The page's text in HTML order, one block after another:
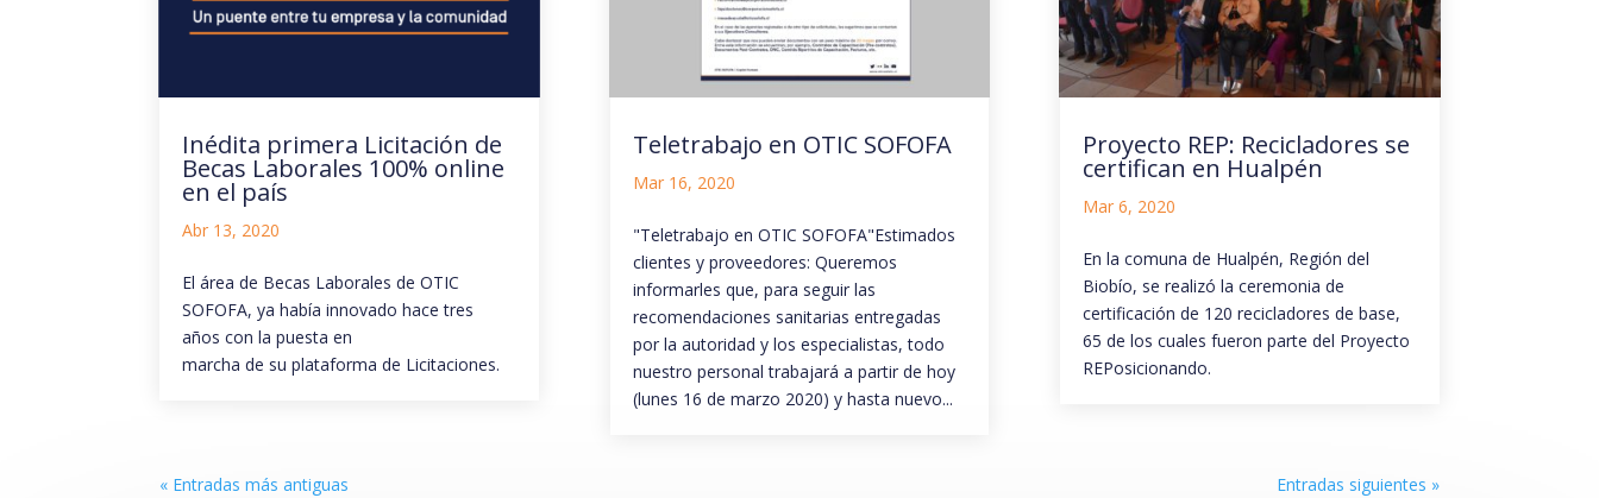
Inédita primera Licitación de
Becas Laborales 100% online
en el país
Abr 13, 2020
El área de Becas Laborales de OTIC
SOFOFA, ya había innovado hace tres
años con la puesta en
marcha de su plataforma de Licitaciones.
Teletrabajo en OTIC SOFOFA
Mar 16, 2020
"Teletrabajo en OTIC SOFOFA"Estimados
clientes y proveedores: Queremos
informarles que, para seguir las
recomendaciones sanitarias entregadas
por la autoridad y los especialistas, todo
nuestro personal trabajará a partir de hoy
(lunes 16 de marzo 2020) y hasta nuevo...
Proyecto REP: Recicladores se
certifican en Hualpén
Mar 6, 2020
En la comuna de Hualpén, Región del
Biobío, se realizó la ceremonia de
certificación de 120 recicladores de base,
65 de los cuales fueron parte del Proyecto
REPosicionando.
« Entradas más antiguas Entradas siguientes »